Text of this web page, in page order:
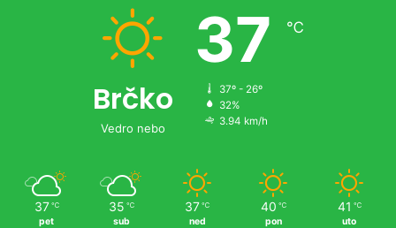
Brčko
Vedro nebo
37 ℃
37º - 26º
32%
3.94 km/h
37 ℃
pet
35 ℃
sub
37 ℃
ned
40 ℃
pon
41 ℃
uto